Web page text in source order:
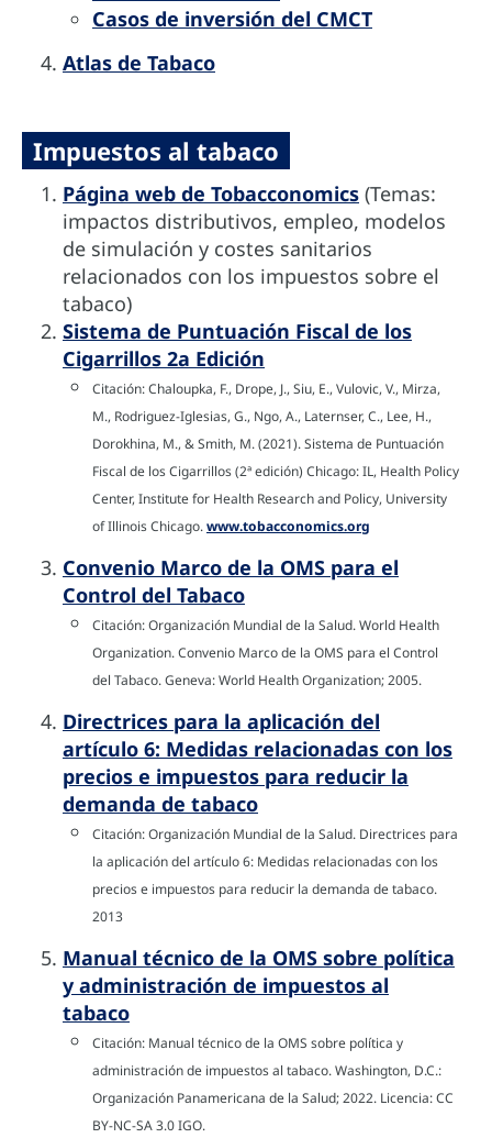
Casos de inversión del CMCT
Atlas de Tabaco
Impuestos al tabaco
Página web de Tobacconomics (Temas:
impactos distributivos, empleo, modelos
de simulación y costes sanitarios
relacionados con los impuestos sobre el
tabaco)
Sistema de Puntuación Fiscal de los
Cigarrillos 2a Edición
Citación: Chaloupka, F., Drope, J., Siu, E., Vulovic, V., Mirza,
M., Rodriguez-Iglesias, G., Ngo, A., Laternser, C., Lee, H.,
Dorokhina, M., & Smith, M. (2021). Sistema de Puntuación
Fiscal de los Cigarrillos (2ª edición) Chicago: IL, Health Policy
Center, Institute for Health Research and Policy, University
of Illinois Chicago.www.tobacconomics.org
Convenio Marco de la OMS para el
Control del Tabaco
Citación: Organización Mundial de la Salud. World Health
Organization. Convenio Marco de la OMS para el Control
del Tabaco. Geneva: World Health Organization; 2005.
Directrices para la aplicación del
artículo 6: Medidas relacionadas con los
precios e impuestos para reducir la
demanda de tabaco
Citación: Organización Mundial de la Salud. Directrices para
la aplicación del artículo 6: Medidas relacionadas con los
precios e impuestos para reducir la demanda de tabaco.
2013
Manual técnico de la OMS sobre política
y administración de impuestos al
tabaco
Citación: Manual técnico de la OMS sobre política y
administración de impuestos al tabaco. Washington, D.C.:
Organización Panamericana de la Salud; 2022. Licencia: CC
BY-NC-SA 3.0 IGO.